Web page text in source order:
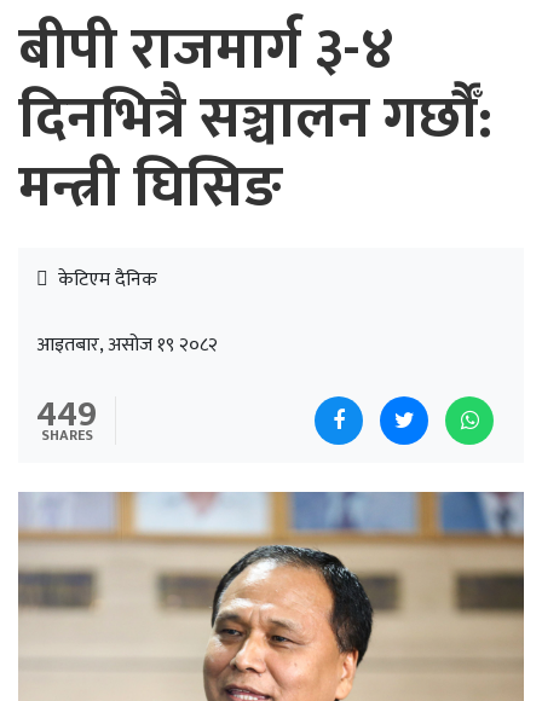
बीपी राजमार्ग ३-४
दिनभित्रै सञ्चालन गर्छौँ:
मन्त्री घिसिङ
केटिएम दैनिक
आइतबार, असोज १९ २०८२
449
SHARES